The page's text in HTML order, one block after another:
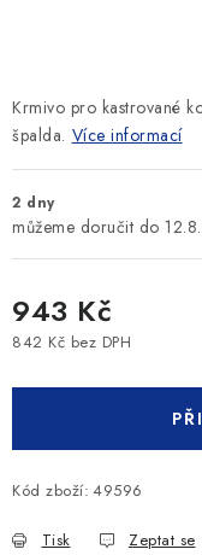
Krmivo pro kastrované
špalda. Více informací
2 dny
943 Kč
842 Kč bez DPH
Kód zboží: 49596
Tisk Zeptat se